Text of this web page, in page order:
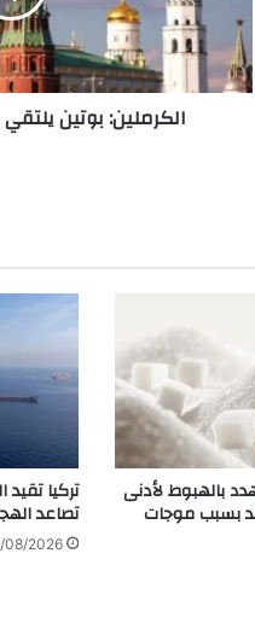
ن
:
ل
و
ر
ا
ل
خ
الكرملين: بوتين
بالهبوط لأدنى
بسبب موجات
تركيا
تصاعد
08/2026